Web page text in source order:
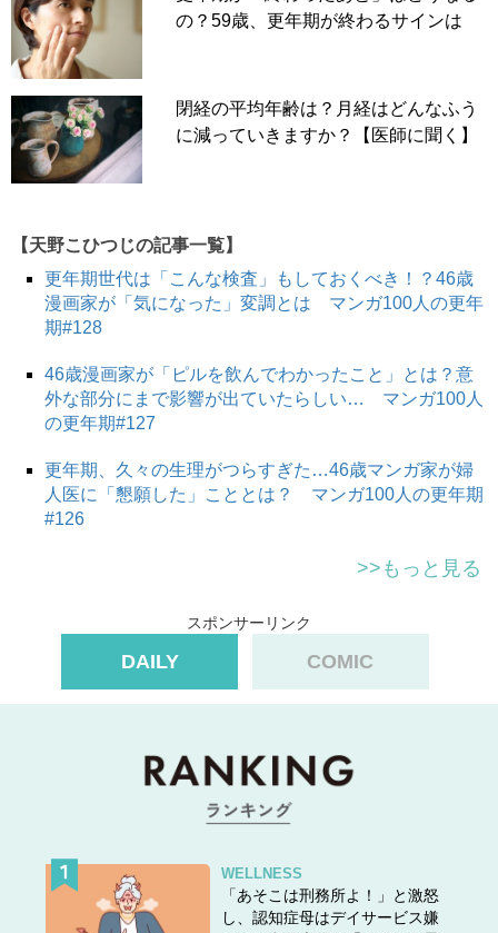
の？59歳、更年期が終わるサインは
閉経の平均年齢は？月経はどんなふう
に減っていきますか？【医師に聞く】
【天野こひつじの記事一覧】
更年期世代は「こんな検査」もしておくべき！？46歳
漫画家が「気になった」変調とは マンガ100人の更年
期#128
46歳漫画家が「ピルを飲んでわかったこと」とは？意
外な部分にまで影響が出ていたらしい… マンガ100人
の更年期#127
更年期、久々の生理がつらすぎた…46歳マンガ家が婦
人医に「懇願した」こととは？ マンガ100人の更年期
#126
>>もっと見る
スポンサーリンク
DAILY COMIC
WELLNESS
「あそこは刑務所よ！」と激怒
し、認知症母はデイサービス嫌